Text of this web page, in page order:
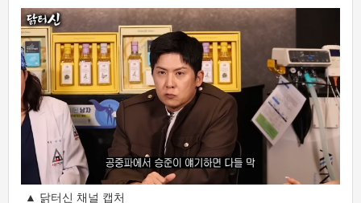
▲ 닭터신 채널 캡처